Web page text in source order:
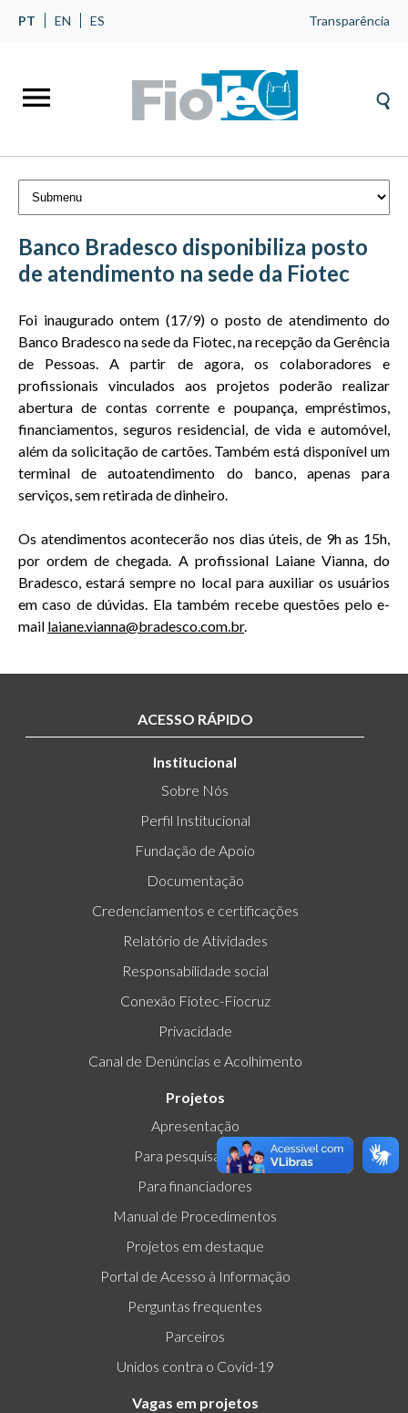
PT EN ES Transparência
Banco Bradesco disponibiliza posto
de atendimento na sede da Fiotec
Foi inaugurado ontem (17/9) o posto de atendimento do
Banco Bradesco na sede da Fiotec, na recepção da Gerência
de Pessoas. A partir de agora, os colaboradores e
profissionais vinculados aos projetos poderão realizar
abertura de contas corrente e poupança, empréstimos,
financiamentos, seguros residencial, de vida e automóvel,
além da solicitação de cartões. Também está disponível um
terminal de autoatendimento do banco, apenas para
serviços, sem retirada de dinheiro.
Os atendimentos acontecerão nos dias úteis, de 9h as 15h,
por ordem de chegada. A profissional Laiane Vianna, do
Bradesco, estará sempre no local para auxiliar os usuários
em caso de dúvidas. Ela também recebe questões pelo e-
mail laiane.vianna@bradesco.com.br.
ACESSO RÁPIDO
Institucional
Sobre Nós
Perfil Institucional
Fundação de Apoio
Documentação
Credenciamentos e certificações
Relatório de Atividades
Responsabilidade social
Conexão Fiotec-Fiocruz
Privacidade
Canal de Denúncias e Acolhimento
Projetos
Apresentação
Para pesquisadores
Para financiadores
Manual de Procedimentos
Projetos em destaque
Portal de Acesso à Informação
Perguntas frequentes
Parceiros
Unidos contra o Covid-19
Vagas em projetos